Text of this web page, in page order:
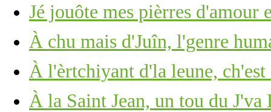
Jé jouôte mes pièrres d'amour
À chu mais d'Juîn, l'genre
À l'èrtchiyant d'la leune, ch'est
À la Saint Jean, un tou du